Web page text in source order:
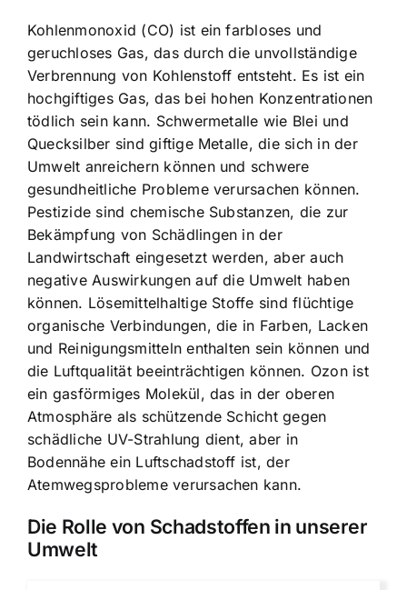
Kohlenmonoxid (CO) ist ein farbloses und
geruchloses Gas, das durch die unvollständige
Verbrennung von Kohlenstoff entsteht. Es ist ein
hochgiftiges Gas, das bei hohen Konzentrationen
tödlich sein kann. Schwermetalle wie Blei und
Quecksilber sind giftige Metalle, die sich in der
Umwelt anreichern können und schwere
gesundheitliche Probleme verursachen können.
Pestizide sind chemische Substanzen, die zur
Bekämpfung von Schädlingen in der
Landwirtschaft eingesetzt werden, aber auch
negative Auswirkungen auf die Umwelt haben
können. Lösemittelhaltige Stoffe sind flüchtige
organische Verbindungen, die in Farben, Lacken
und Reinigungsmitteln enthalten sein können und
die Luftqualität beeinträchtigen können. Ozon ist
ein gasförmiges Molekül, das in der oberen
Atmosphäre als schützende Schicht gegen
schädliche UV-Strahlung dient, aber in
Bodennähe ein Luftschadstoff ist, der
Atemwegsprobleme verursachen kann.
Die Rolle von Schadstoffen in unserer
Umwelt